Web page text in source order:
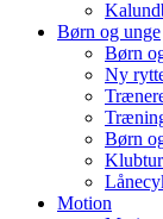
Børn og unge
Børn
Ny
Børn
Motion